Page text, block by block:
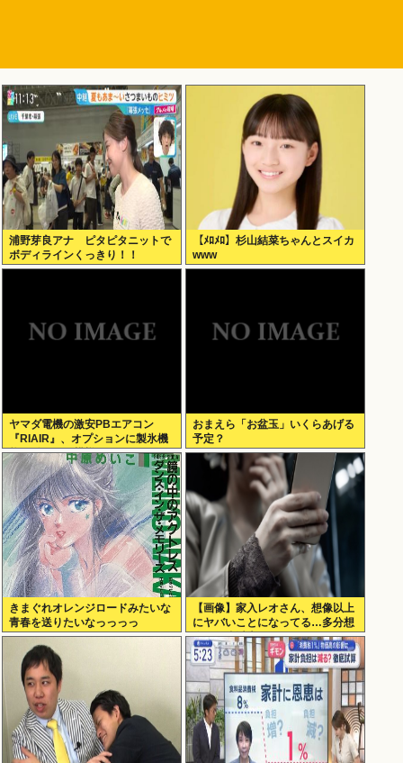
浦野芽良アナ ピタピタニットで
ボディラインくっきり！！
【ﾒﾛﾒﾛ】杉山結菜ちゃんとスイカ
www
ヤマダ電機の激安PBエアコン
『RIAIR』、オプションに製氷機
能も付いてた模様www
おまえら「お盆玉」いくらあげる
予定？
きまぐれオレンジロードみたいな
青春を送りたいなっっっっ
【画像】家入レオさん、想像以上
にヤバいことになってる…多分想
像の何倍以上もヤバいwww